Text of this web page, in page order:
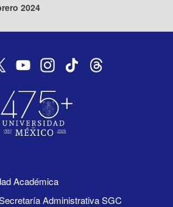
2024
Académica
Administrativa SGC